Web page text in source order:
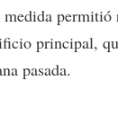
permitió
principal,
pasada.